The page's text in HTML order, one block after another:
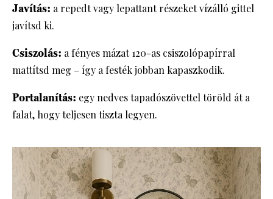
Javítás: a repedt vagy lepattant részeket vízálló gittel
javítsd ki.
Csiszolás: a fényes mázat 120-as csiszolópapírral
mattítsd meg – így a festék jobban kapaszkodik.
Portalanítás: egy nedves tapadószövettel töröld át a
falat, hogy teljesen tiszta legyen.